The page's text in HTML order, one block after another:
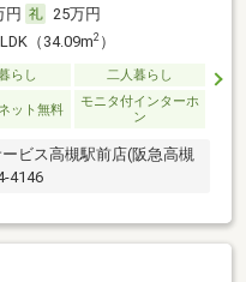
円
25万円
（34.09m2）
らし 二人暮らし
ット無料
モニタ付インターホ
ン
ビス高槻駅前店(阪急高槻
4146